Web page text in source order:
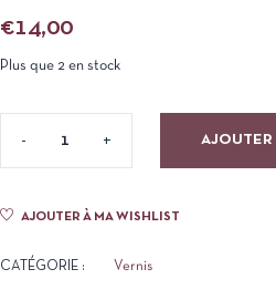
€14,00
Plus que 2 en stock
AJOUTER
AJOUTER À MA WISHLIST
CATÉGORIE : Vernis